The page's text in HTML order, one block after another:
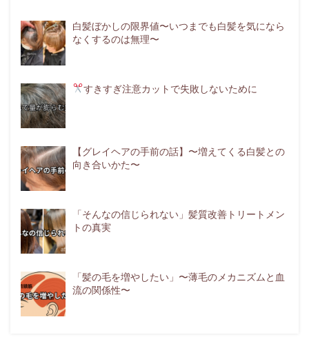
白髪ぼかしの限界値〜いつまでも白髪を気になら
なくするのは無理〜
すきすぎ注意カットで失敗しないために
【グレイヘアの手前の話】〜増えてくる白髪との
向き合いかた〜
「そんなの信じられない」髪質改善トリートメン
トの真実
「髪の毛を増やしたい」〜薄毛のメカニズムと血
流の関係性〜